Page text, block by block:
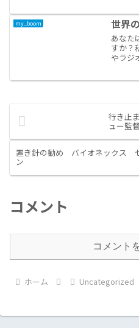
my_boom 世界
あなた
すか？
やラジ
行き止
ュー監
置き針の勧め バイオネックス
ン
コメント
コメント
ホーム Uncategorized